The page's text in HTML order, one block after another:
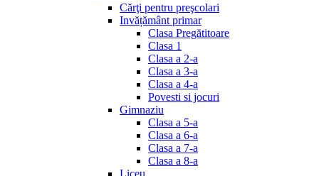
Cărţi pentru preşcolari
Invățământ primar
Clasa Pregătitoare
Clasa 1
Clasa a 2-a
Clasa a 3-a
Clasa a 4-a
Povesti si jocuri
Gimnaziu
Clasa a 5-a
Clasa a 6-a
Clasa a 7-a
Clasa a 8-a
Liceu